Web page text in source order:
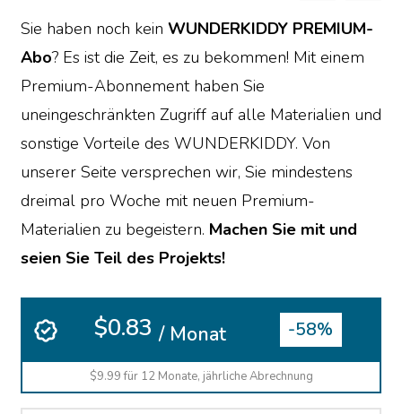
Sie haben noch kein WUNDERKIDDY PREMIUM-
Abo? Es ist die Zeit, es zu bekommen! Mit einem
Premium-Abonnement haben Sie
uneingeschränkten Zugriff auf alle Materialien und
sonstige Vorteile des WUNDERKIDDY. Von
unserer Seite versprechen wir, Sie mindestens
dreimal pro Woche mit neuen Premium-
Materialien zu begeistern. Machen Sie mit und
seien Sie Teil des Projekts!
$0.83 / Monat -58%
$9.99 für 12 Monate, jährliche Abrechnung